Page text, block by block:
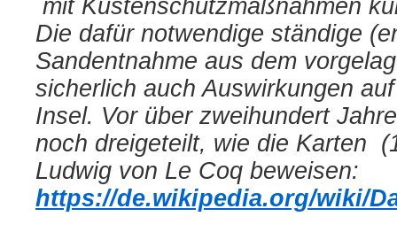
mit Küstenschutzmaßnahmen
Die dafür notwendige ständige
Sandentnahme aus dem
sicherlich auch Auswirkungen
Insel. Vor über zweihundert
noch dreigeteilt, wie die Karten
Ludwig von Le Coq beweisen:
https://de.wikipedia.org/wiki/